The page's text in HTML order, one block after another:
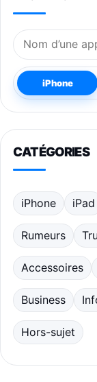
Nom de
iPhone
CATÉGORIES
iPhone iPad
Rumeurs
Accessoires
Business
Hors-sujet